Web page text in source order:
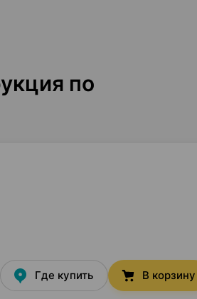
по
Где купить В корзину